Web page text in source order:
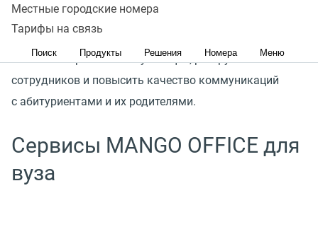
Местные городские номера
Тарифы на связь
Поиск Продукты Решения Номера Меню
Комплекс инструментов MANGO OFFICE поможет
реализовать единое цифровое пространство,
автоматизировать консультации, разгрузить
сотрудников и повысить качество коммуникаций
с абитуриентами и их родителями.
Сервисы MANGO OFFICE для
вуза